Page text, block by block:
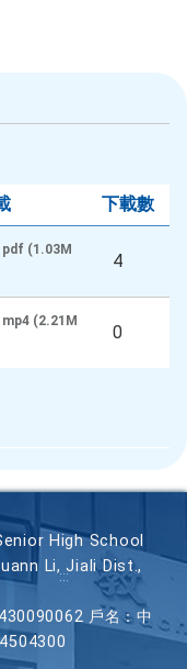
下載數
pdf (1.03M
4
mp4 (2.21M
0
High School
Li, Jiali Dist.,
戶名：中